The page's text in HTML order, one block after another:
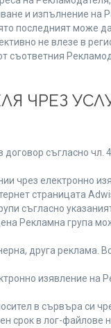
и изпълнение на
последният може
не влезе в
съответния
съгласно чл.
чрез електронно
страницата
съгласно
Рекламна група
друга реклама.
изявление на
в сървъра си
срок в лог-файлове